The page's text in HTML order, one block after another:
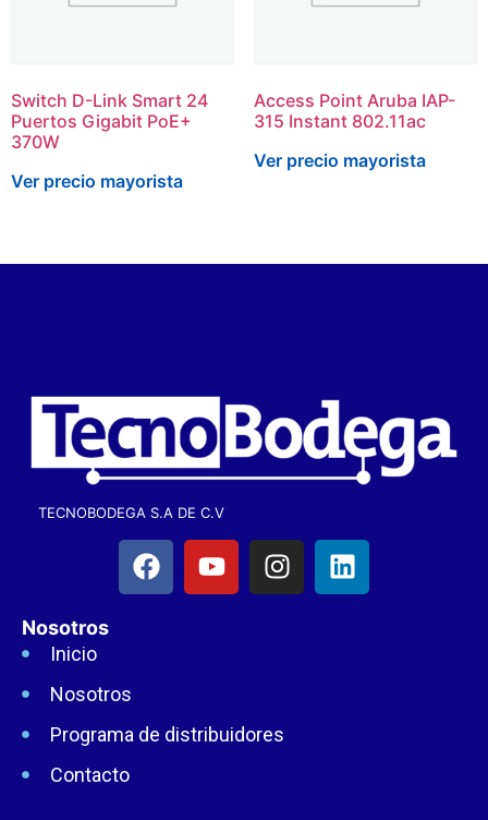
Switch D-Link Smart 24
Puertos Gigabit PoE+
370W
Ver precio mayorista
Access Point Aruba IAP-
315 Instant 802.11ac
Ver precio mayorista
TECNOBODEGA S.A DE C.V
Nosotros
Inicio
Nosotros
Programa de distribuidores
Contacto